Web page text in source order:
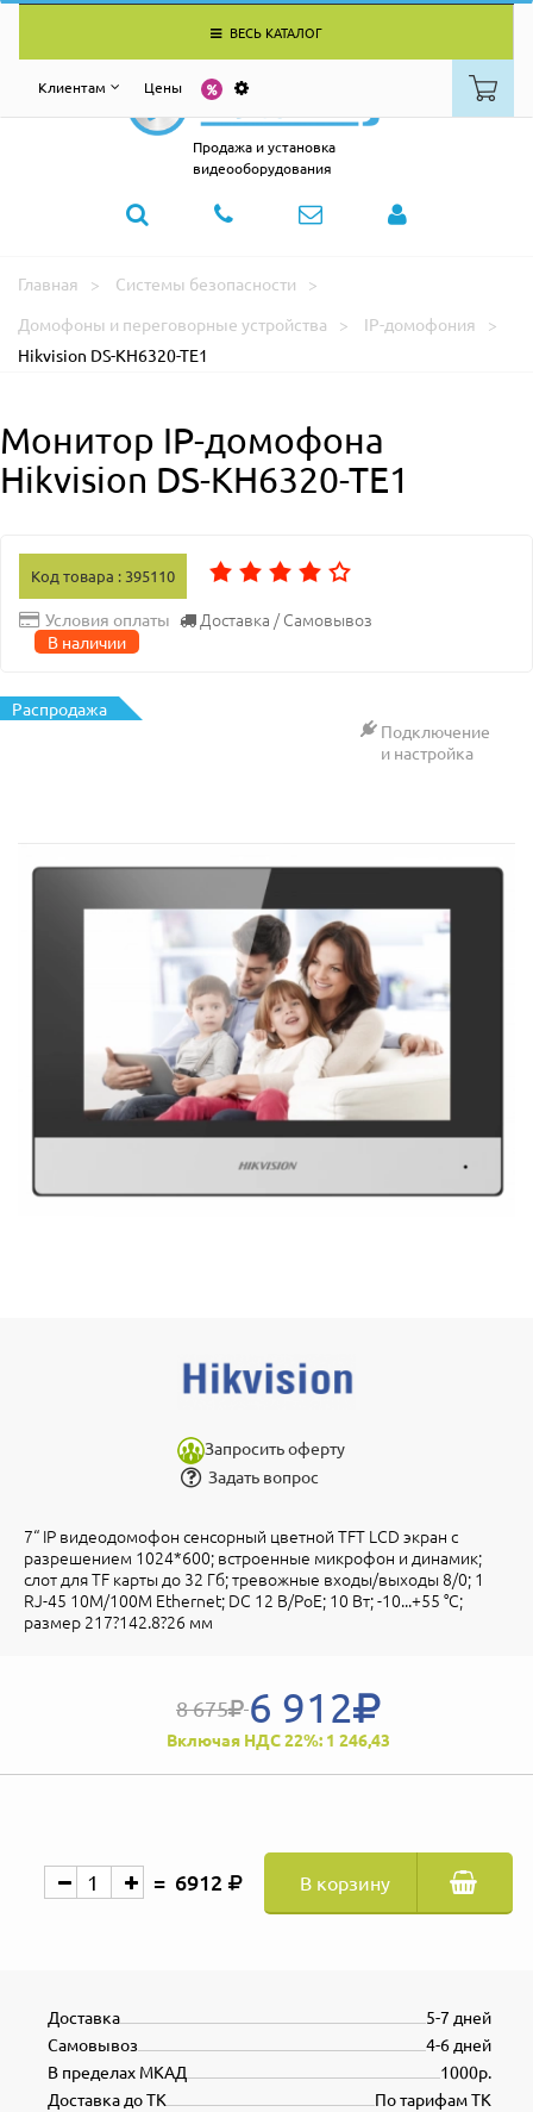
ВЕСЬ КАТАЛОГ
Клиентам Цены
Продажа и установка
видеооборудования
Главная
Системы безопасности
Домофоны и переговорные устройства
IP-домофония
Hikvision DS-KH6320-TE1
Монитор IP-домофона
Hikvision DS-KH6320-TE1
Код товара : 395110
Условия оплаты Доставка / Самовывоз
В наличии
Распродажа
Подключение
и настройка
Запросить оферту
Задать вопрос
7“ IP видеодомофон сенсорный цветной TFT LCD экран с
разрешением 1024*600; встроенные микрофон и динамик;
слот для TF карты до 32 Гб; тревожные входы/выходы 8/0; 1
RJ-45 10M/100M Ethernet; DC 12 В/PoE; 10 Вт; -10...+55 °C;
размер 217?142.8?26 мм
8 675 6 912
Включая НДС 22%: 1 246,43
6912 В корзину
5-7 дней
Доставка
4-6 дней
Самовывоз
1000р.
В пределах МКАД
По тарифам ТК
Доставка до ТК